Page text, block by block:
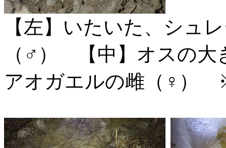
【左】いたいた、シュ
（♂） 【中】オスの
アオガエルの雌（♀）